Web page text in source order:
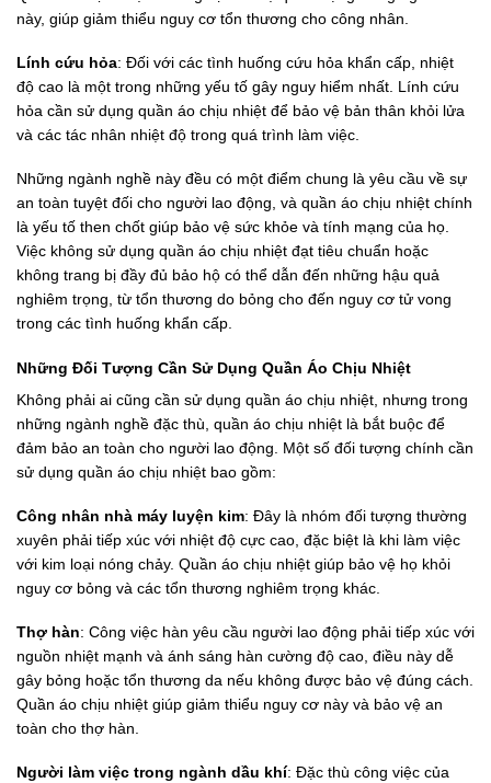
này, giúp giảm thiểu nguy cơ tổn thương cho công nhân.
Lính cứu hỏa: Đối với các tình huống cứu hỏa khẩn cấp, nhiệt
độ cao là một trong những yếu tố gây nguy hiểm nhất. Lính cứu
hỏa cần sử dụng quần áo chịu nhiệt để bảo vệ bản thân khỏi lửa
và các tác nhân nhiệt độ trong quá trình làm việc.
Những ngành nghề này đều có một điểm chung là yêu cầu về sự
an toàn tuyệt đối cho người lao động, và quần áo chịu nhiệt chính
là yếu tố then chốt giúp bảo vệ sức khỏe và tính mạng của họ.
Việc không sử dụng quần áo chịu nhiệt đạt tiêu chuẩn hoặc
không trang bị đầy đủ bảo hộ có thể dẫn đến những hậu quả
nghiêm trọng, từ tổn thương do bỏng cho đến nguy cơ tử vong
trong các tình huống khẩn cấp.
Những Đối Tượng Cần Sử Dụng Quần Áo Chịu Nhiệt
Không phải ai cũng cần sử dụng quần áo chịu nhiệt, nhưng trong
những ngành nghề đặc thù, quần áo chịu nhiệt là bắt buộc để
đảm bảo an toàn cho người lao động. Một số đối tượng chính cần
sử dụng quần áo chịu nhiệt bao gồm:
Công nhân nhà máy luyện kim: Đây là nhóm đối tượng thường
xuyên phải tiếp xúc với nhiệt độ cực cao, đặc biệt là khi làm việc
với kim loại nóng chảy. Quần áo chịu nhiệt giúp bảo vệ họ khỏi
nguy cơ bỏng và các tổn thương nghiêm trọng khác.
Thợ hàn: Công việc hàn yêu cầu người lao động phải tiếp xúc với
nguồn nhiệt mạnh và ánh sáng hàn cường độ cao, điều này dễ
gây bỏng hoặc tổn thương da nếu không được bảo vệ đúng cách.
Quần áo chịu nhiệt giúp giảm thiểu nguy cơ này và bảo vệ an
toàn cho thợ hàn.
Người làm việc trong ngành dầu khí: Đặc thù công việc của